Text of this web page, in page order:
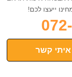
איתי קשר